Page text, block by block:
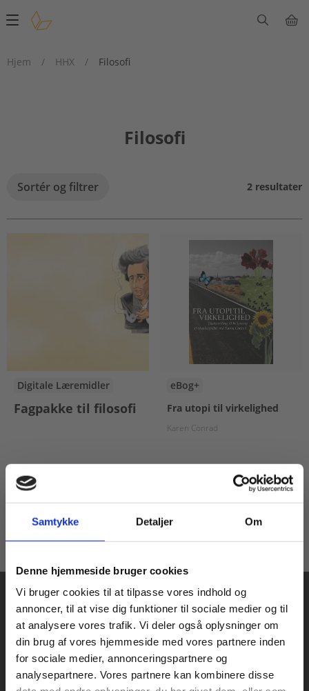
Samtykke Detaljer Om
Denne hjemmeside bruger cookies
Vi bruger cookies til at tilpasse vores indhold og
annoncer, til at vise dig funktioner til sociale medier og til
at analysere vores trafik. Vi deler også oplysninger om
din brug af vores hjemmeside med vores partnere inden
for sociale medier, annonceringspartnere og
analysepartnere. Vores partnere kan kombinere disse
Main
Hjem
/ HHX / Filosofi
Filosofi
Sortér og filtrer 2 resultater
Digitale Læremidler
Fagpakke til filosofi
Pris
eBog+
Fra utopi til virkelighed
Karen Conrad
Praxis Forlag A/S
Køb læremidler og find masterclasses mm.
Fortsæt som:
For privatkunder og
studerende. Du får
For institutioner og
virksomheder. Du